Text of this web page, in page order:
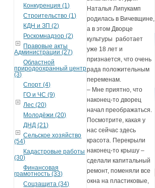
Конкуренция (1)
Строительство (1)
КДН и ЗП (2)
Роскомнадзор (2)
Правовые акты
Администрации (27)
Областной
природоохранный центр
(3)
Спорт (4)
ГО и ЧС (9)
Лес (20)
Молодёжи (20)
ДНД (21)
Сельское хозяйство
(54)
Кадастровые работы
(30)
Финансовая
грамотность (33)
Соцзащита (34)
Наталья Липукамп
родилась в Вичевщине,
а в этом Дворце
культуры работает
уже 18 лет и
признается, что очень
рада положительным
переменам.
– Мне приятно, что
наконец-то дворец
начал преображаться.
Посмотрите, какая у
нас сейчас здесь
красота. Перекрыли
наконец-то крышу –
сделали капитальный
ремонт, поменяли все
окна на пластиковые,